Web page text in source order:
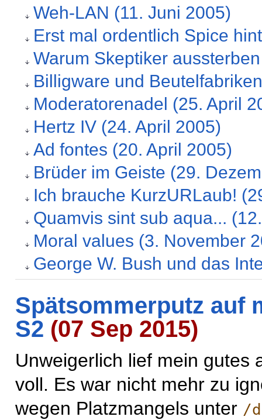
Weh-LAN (11. Juni 2005)
Erst mal ordentlich Spice
Warum Skeptiker
Billigware und
Moderatorenadel (25. April
Hertz IV (24. April 2005)
Ad fontes (20. April 2005)
Brüder im Geiste (29.
Ich brauche KurzURLaub!
Quamvis sint sub aqua...
Moral values (3. November
George W. Bush und das
Spätsommerputz auf
S2 (07 Sep 2015)
Unweigerlich lief mein gutes
voll. Es war nicht mehr zu
wegen Platzmangels unter /